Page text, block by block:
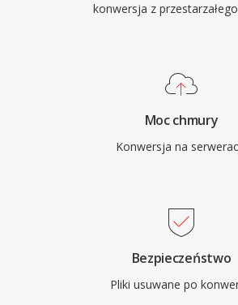
konwersja z
Moc chmury
Konwersja na
Bezpieczeństwo
Pliki usuwane po